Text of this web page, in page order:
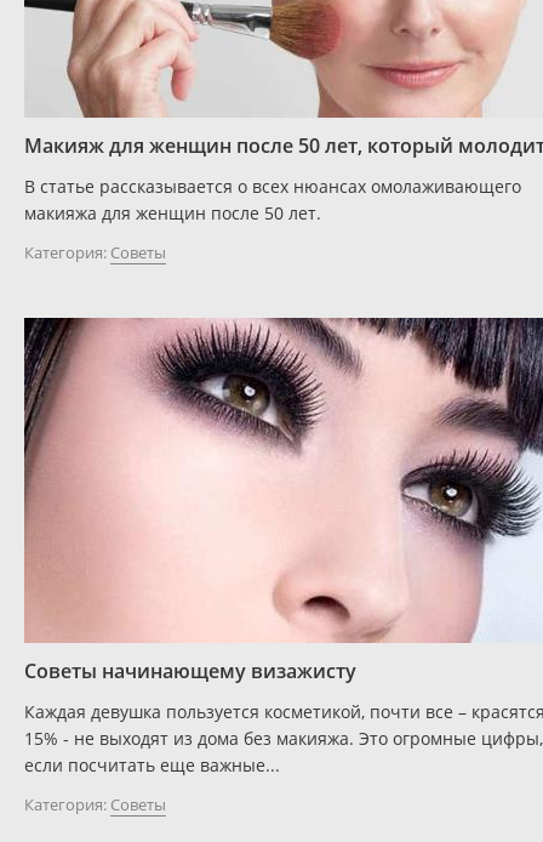
Макияж для женщин после 50 лет, который
В статье рассказывается о всех нюансах омолаживающего
макияжа для женщин после 50 лет.
Категория: Советы
Советы начинающему визажисту
Каждая девушка пользуется косметикой, почти все –
15% - не выходят из дома без макияжа. Это огромные
если посчитать еще важные...
Категория: Советы